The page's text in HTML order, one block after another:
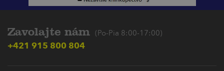
Zavolajte nám (Po-Pia 8:00-17:00)
+421 915 800 804